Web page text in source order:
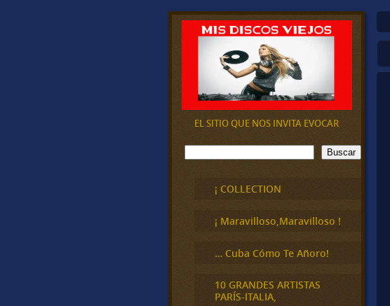
EL SITIO QUE NOS INVITA EVOCAR
B
u
Buscar
¡ COLLECTION
¡ Maravilloso,Maravilloso !
… Cuba Cómo Te Añoro!
10 GRANDES ARTISTAS
PARÍS-ITALIA,